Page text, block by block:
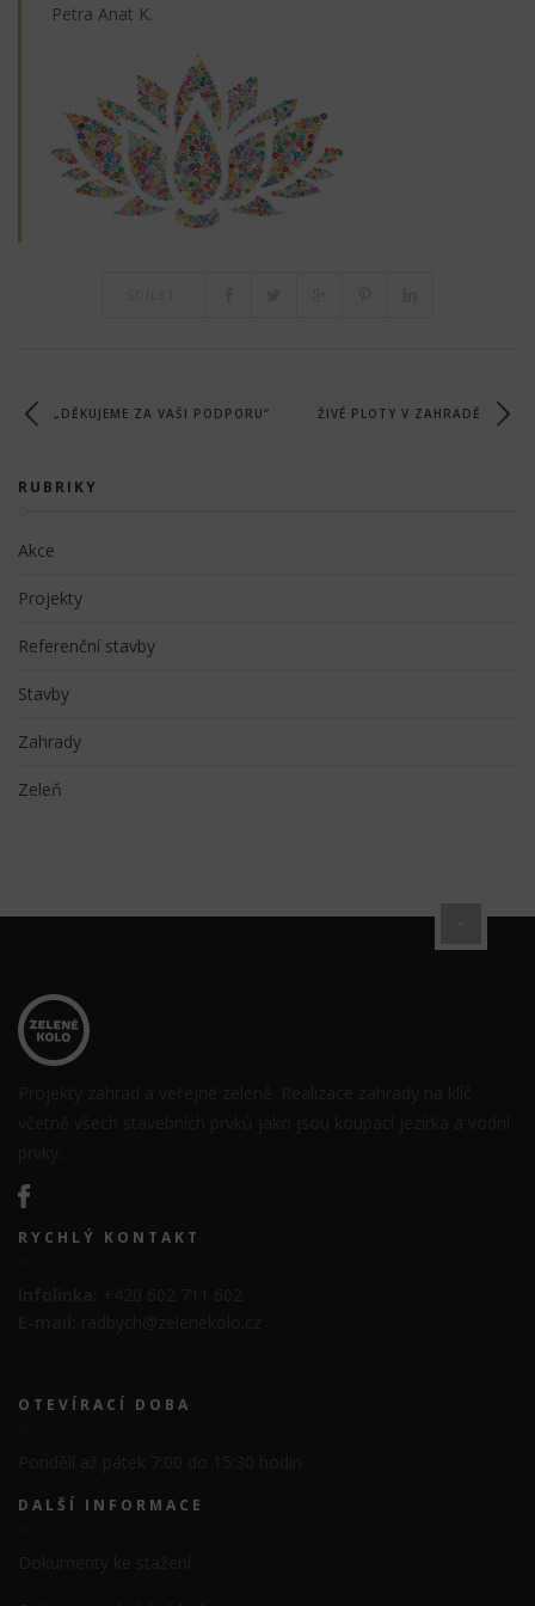
Petra Anat K.
„DĚKUJEME ZA VAŠI PODPORU“ ŽIVÉ PLOTY V ZAHRADĚ
RUBRIKY
Akce
Projekty
Referenční stavby
Stavby
Zahrady
Zeleň
RYCHLÝ KONTAKT
OTEVÍRACÍ DOBA
DALŠÍ INFORMACE